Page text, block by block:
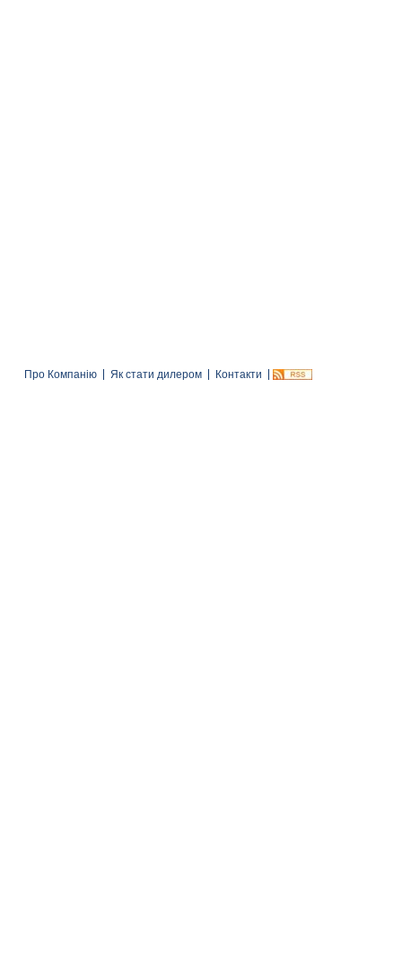
Про Компанію Як стати дилером Контакти